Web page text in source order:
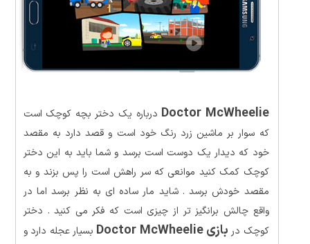
Doctor McWheelie درباره یک دختر بچه کوچک است
که سوار بر ماشین زرد رنگ خود است و قصد دارد به مقصد
خود که دیدار یک دوست است برسد و شما باید به این دختر
کوچک کمک کنید موانعی که سر راهش است را پس بزند و به
مقصد خودش برسد . شاید مار ساده ای به نظر برسد اما در
واقع چالش برانگیز تر از چیزی است که فکر می کنید . دختر
کوچک در بازی Doctor McWheelie
بسیار عجله دارد و